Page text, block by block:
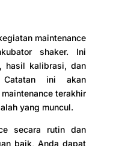
maintenance
shaker. Ini
hasil kalibrasi, dan
Catatan ini akan
terakhir
yang muncul.
secara rutin dan
baik, Anda dapat